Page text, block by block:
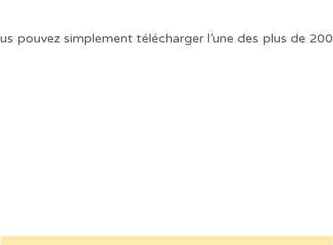
pouvez simplement télécharger l’une des plus de 200